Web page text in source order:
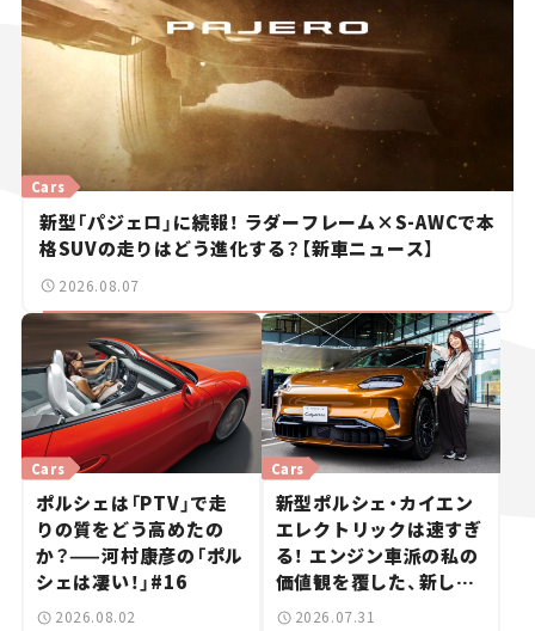
新型「パジェロ」に続報！ ラダーフレーム×S-AWCで本
格SUVの走りはどう進化する？【新車ニュース】
Cars
2026.08.07
ポルシェは「PTV」で走
りの質をどう高めたの
か？——河村康彦の「ポル
シェは凄い！」#16
Cars
2026.08.02
新型ポルシェ・カイエン
エレクトリックは速すぎ
る！ エンジン車派の私の
価値観を覆した、新しい
ポルシェの走り。
Cars
2026.07.31